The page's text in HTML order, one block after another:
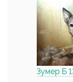
Зумер Б